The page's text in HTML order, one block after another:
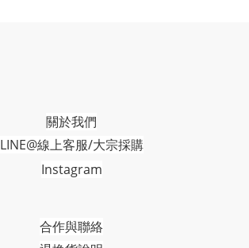
關於我們
LINE@線上客服/大宗採購
Instagram
合作與聯絡